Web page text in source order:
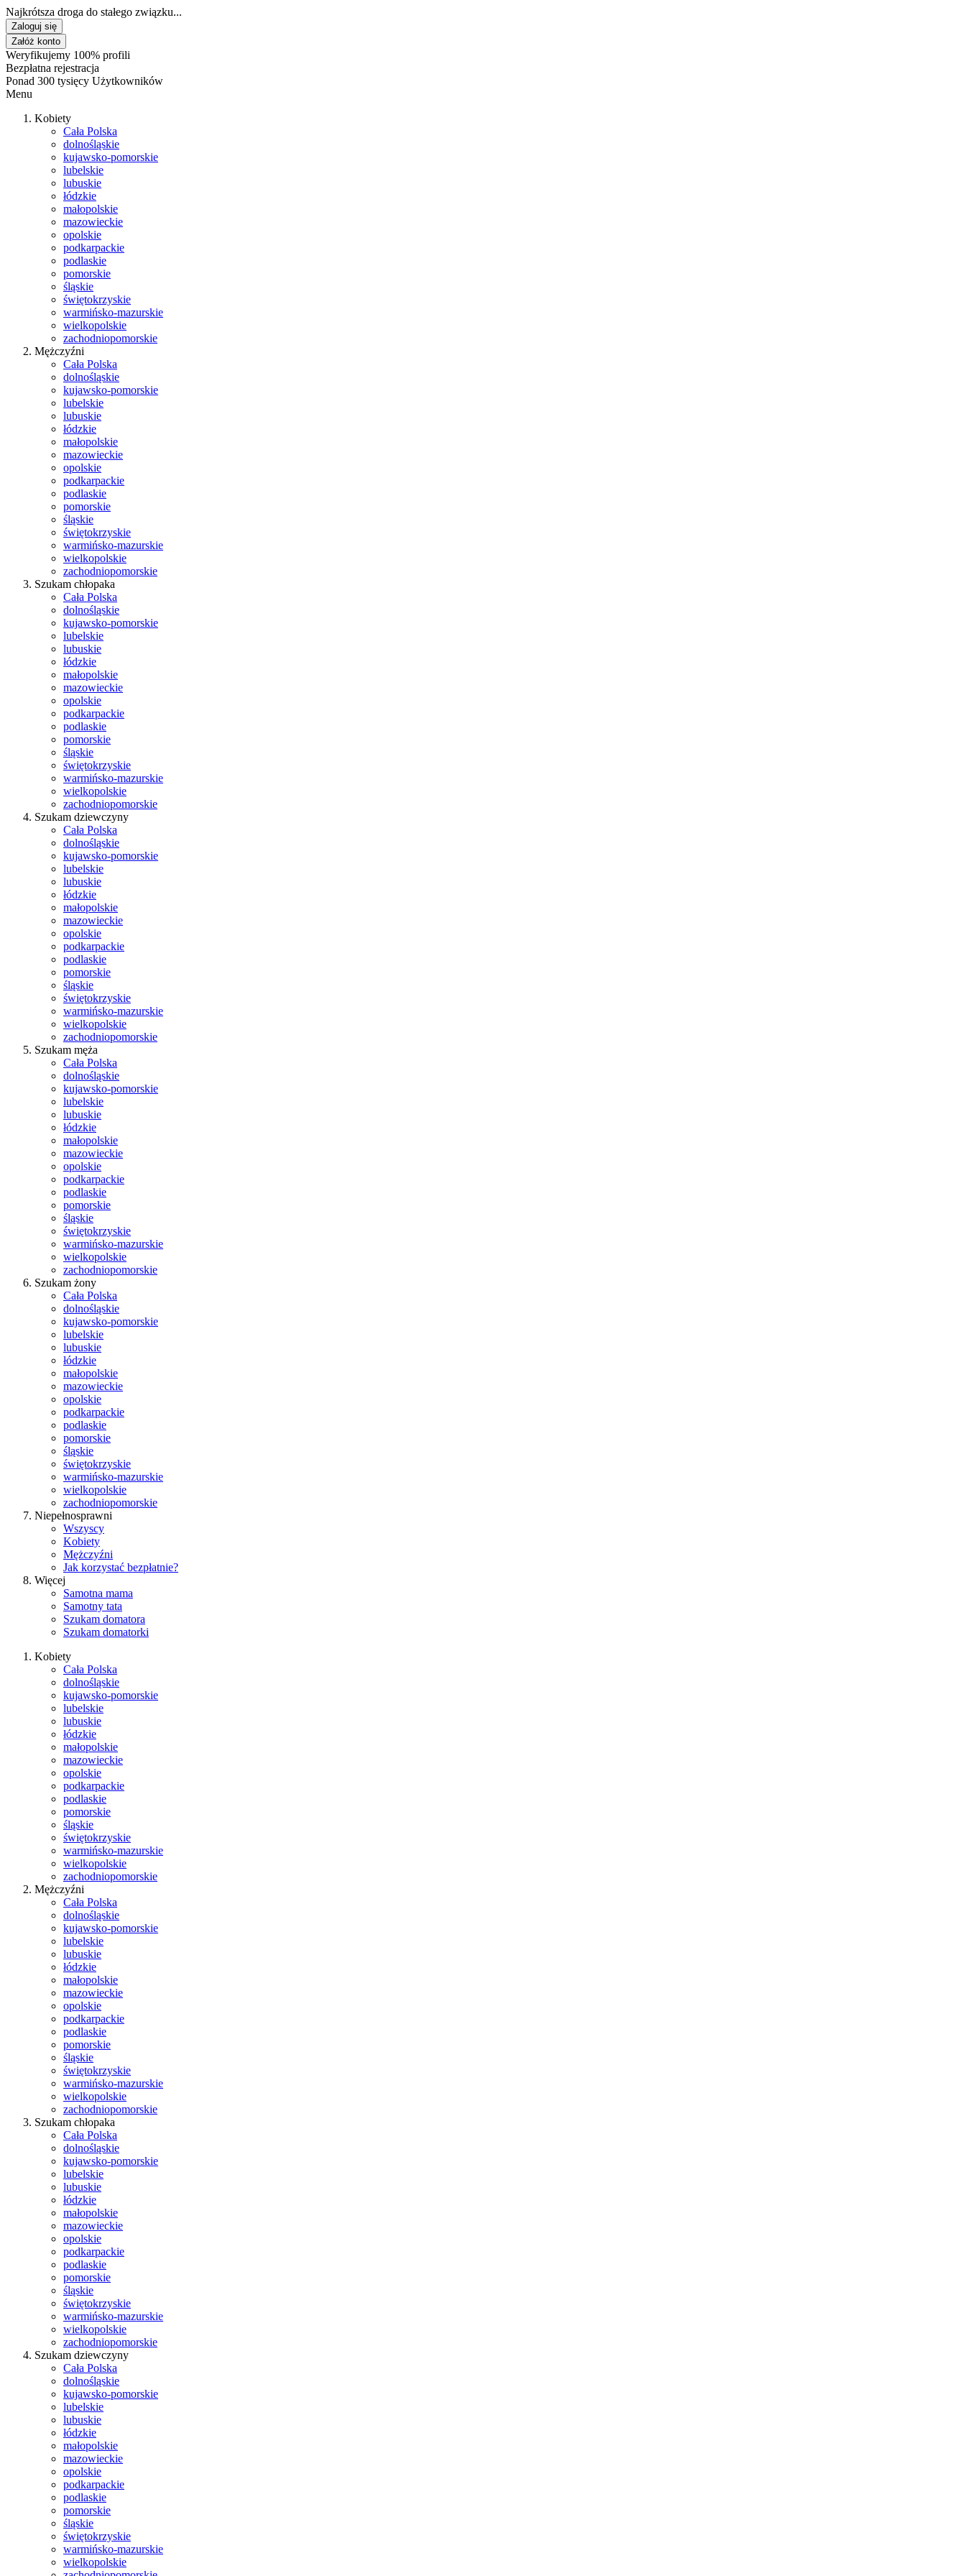
Najkrótsza droga do stałego związku...
Zaloguj się
Załóż konto
Weryfikujemy 100% profili
Bezpłatna rejestracja
Ponad 300 tysięcy Użytkowników
Menu
Kobiety
Cała Polska
dolnośląskie
kujawsko-pomorskie
lubelskie
lubuskie
łódzkie
małopolskie
mazowieckie
opolskie
podkarpackie
podlaskie
pomorskie
śląskie
świętokrzyskie
warmińsko-mazurskie
wielkopolskie
zachodniopomorskie
Mężczyźni
Cała Polska
dolnośląskie
kujawsko-pomorskie
lubelskie
lubuskie
łódzkie
małopolskie
mazowieckie
opolskie
podkarpackie
podlaskie
pomorskie
śląskie
świętokrzyskie
warmińsko-mazurskie
wielkopolskie
zachodniopomorskie
Szukam chłopaka
Cała Polska
dolnośląskie
kujawsko-pomorskie
lubelskie
lubuskie
łódzkie
małopolskie
mazowieckie
opolskie
podkarpackie
podlaskie
pomorskie
śląskie
świętokrzyskie
warmińsko-mazurskie
wielkopolskie
zachodniopomorskie
Szukam dziewczyny
Cała Polska
dolnośląskie
kujawsko-pomorskie
lubelskie
lubuskie
łódzkie
małopolskie
mazowieckie
opolskie
podkarpackie
podlaskie
pomorskie
śląskie
świętokrzyskie
warmińsko-mazurskie
wielkopolskie
zachodniopomorskie
Szukam męża
Cała Polska
dolnośląskie
kujawsko-pomorskie
lubelskie
lubuskie
łódzkie
małopolskie
mazowieckie
opolskie
podkarpackie
podlaskie
pomorskie
śląskie
świętokrzyskie
warmińsko-mazurskie
wielkopolskie
zachodniopomorskie
Szukam żony
Cała Polska
dolnośląskie
kujawsko-pomorskie
lubelskie
lubuskie
łódzkie
małopolskie
mazowieckie
opolskie
podkarpackie
podlaskie
pomorskie
śląskie
świętokrzyskie
warmińsko-mazurskie
wielkopolskie
zachodniopomorskie
Niepełnosprawni
Wszyscy
Kobiety
Mężczyźni
Jak korzystać bezpłatnie?
Więcej
Samotna mama
Samotny tata
Szukam domatora
Szukam domatorki
Kobiety
Cała Polska
dolnośląskie
kujawsko-pomorskie
lubelskie
lubuskie
łódzkie
małopolskie
mazowieckie
opolskie
podkarpackie
podlaskie
pomorskie
śląskie
świętokrzyskie
warmińsko-mazurskie
wielkopolskie
zachodniopomorskie
Mężczyźni
Cała Polska
dolnośląskie
kujawsko-pomorskie
lubelskie
lubuskie
łódzkie
małopolskie
mazowieckie
opolskie
podkarpackie
podlaskie
pomorskie
śląskie
świętokrzyskie
warmińsko-mazurskie
wielkopolskie
zachodniopomorskie
Szukam chłopaka
Cała Polska
dolnośląskie
kujawsko-pomorskie
lubelskie
lubuskie
łódzkie
małopolskie
mazowieckie
opolskie
podkarpackie
podlaskie
pomorskie
śląskie
świętokrzyskie
warmińsko-mazurskie
wielkopolskie
zachodniopomorskie
Szukam dziewczyny
Cała Polska
dolnośląskie
kujawsko-pomorskie
lubelskie
lubuskie
łódzkie
małopolskie
mazowieckie
opolskie
podkarpackie
podlaskie
pomorskie
śląskie
świętokrzyskie
warmińsko-mazurskie
wielkopolskie